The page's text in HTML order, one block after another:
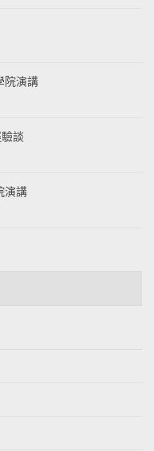
院演講
談
演講